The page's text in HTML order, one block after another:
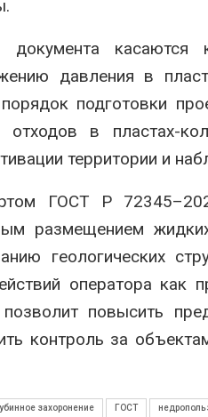
документа
давления в
подготовки
отходов в пластах-
территории и
ГОСТ Р
размещением
геологических
оператора как
повысить
контроль за
захоронение ГОСТ